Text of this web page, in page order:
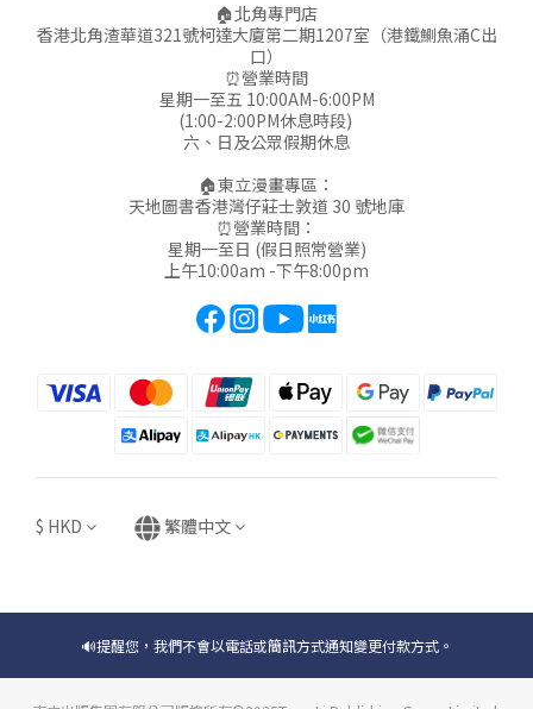
🏠北角專門店
香港北角渣華道321號柯達大廈第二期1207室（港鐵鰂魚涌C出
口）
⏰營業時間
星期一至五 10:00AM-6:00PM
(1:00-2:00PM休息時段)
六、日及公眾假期休息
🏠東立漫畫專區：
天地圖書香港灣仔莊士敦道 30 號地庫
⏰營業時間：
星期一至日 (假日照常營業)
上午10:00am -下午8:00pm
$ HKD 繁體中文
🔊提醒您，我們不會以電話或簡訊方式通知變更付款方式。